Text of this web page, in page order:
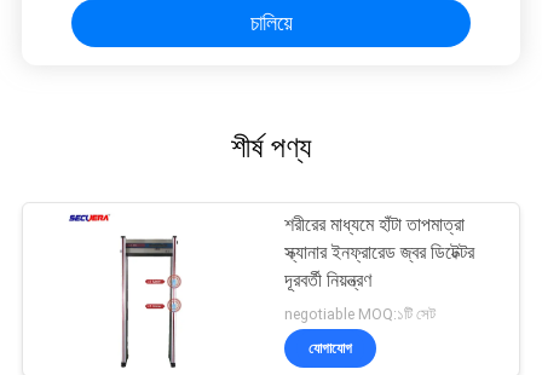
চালিয়ে
শীর্ষ পণ্য
শরীরের মাধ্যমে হাঁটা তাপমাত্রা
স্ক্যানার ইনফ্রারেড জ্বর ডিটেক্টর
দূরবর্তী নিয়ন্ত্রণ
negotiable MOQ:১টি সেট
যোগাযোগ